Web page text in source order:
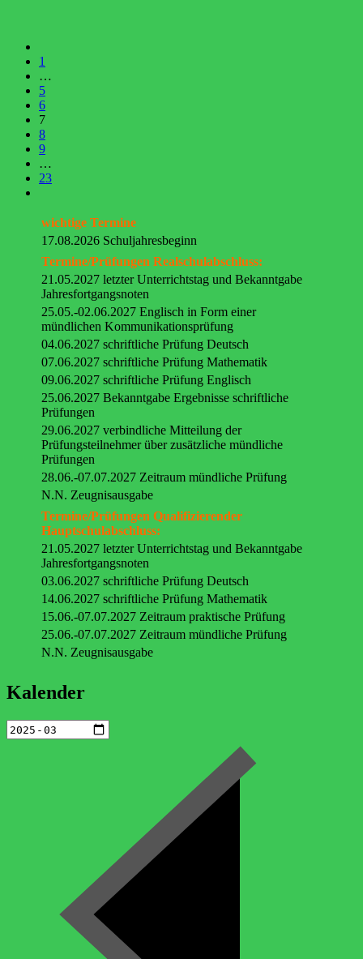
1
…
5
6
7
8
9
…
23
wichtige Termine
17.08.2026 Schuljahresbeginn
Termine/Prüfungen Realschulabschluss:
21.05.2027 letzter Unterrichtstag und Bekanntgabe
Jahresfortgangsnoten
25.05.-02.06.2027 Englisch in Form einer
mündlichen Kommunikationsprüfung
04.06.2027 schriftliche Prüfung Deutsch
07.06.2027 schriftliche Prüfung Mathematik
09.06.2027 schriftliche Prüfung Englisch
25.06.2027 Bekanntgabe Ergebnisse schriftliche
Prüfungen
29.06.2027 verbindliche Mitteilung der
Prüfungsteilnehmer über zusätzliche mündliche
Prüfungen
28.06.-07.07.2027 Zeitraum mündliche Prüfung
N.N. Zeugnisausgabe
Termine/Prüfungen Qualifizierender
Hauptschulabschluss:
21.05.2027 letzter Unterrichtstag und Bekanntgabe
Jahresfortgangsnoten
03.06.2027 schriftliche Prüfung Deutsch
14.06.2027 schriftliche Prüfung Mathematik
15.06.-07.07.2027 Zeitraum praktische Prüfung
25.06.-07.07.2027 Zeitraum mündliche Prüfung
N.N. Zeugnisausgabe
Kalender